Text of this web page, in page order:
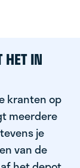
HET IN
kranten op
meerdere
je
van de